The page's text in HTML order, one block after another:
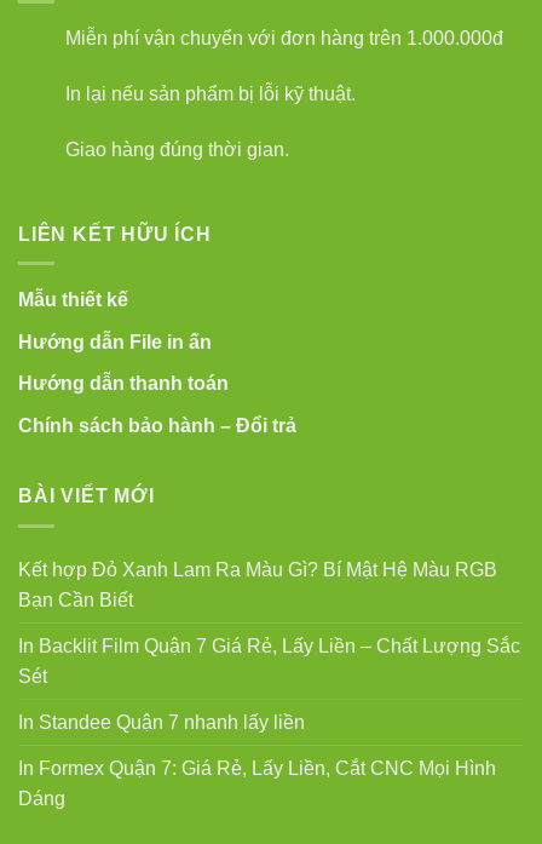
Miễn phí vận chuyển với đơn hàng trên 1.000.000đ
In lại nếu sản phẩm bị lỗi kỹ thuật.
Giao hàng đúng thời gian.
LIÊN KẾT HỮU ÍCH
Mẫu thiết kế
Hướng dẫn File in ấn
Hướng dẫn thanh toán
Chính sách bảo hành – Đổi trả
BÀI VIẾT MỚI
Kết hợp Đỏ Xanh Lam Ra Màu Gì? Bí Mật Hệ Màu RGB
Bạn Cần Biết
In Backlit Film Quận 7 Giá Rẻ, Lấy Liền – Chất Lượng Sắc
Sét
In Standee Quận 7 nhanh lấy liền
In Formex Quận 7: Giá Rẻ, Lấy Liền, Cắt CNC Mọi Hình
Dáng